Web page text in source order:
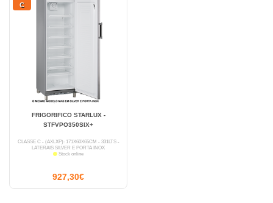
C
FRIGORIFICO STARLUX -
STFVPO350SIX+
CLASSE C - (AXLXP): 171X60X65CM - 331LTS -
LATERAIS SILVER E PORTA INOX
Stock online
927,30€